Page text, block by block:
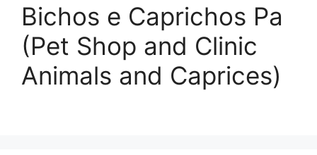
Bichos e Caprichos Pa
(Pet Shop and Clinic
Animals and Caprices)